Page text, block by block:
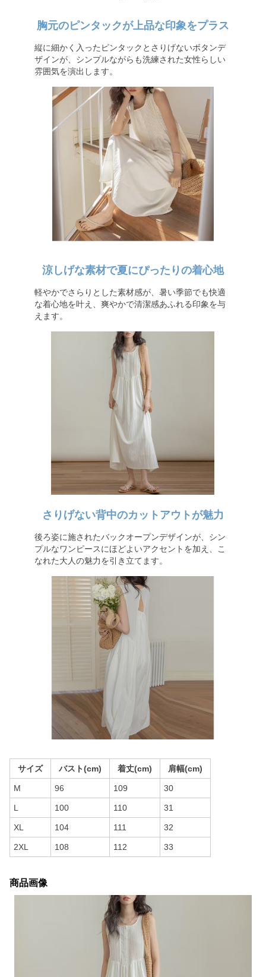
胸元のピンタックが上品な印象をプラス
縦に細かく入ったピンタックとさりげないボタンデ
ザインが、シンプルながらも洗練された女性らしい
雰囲気を演出します。
涼しげな素材で夏にぴったりの着心地
軽やかでさらりとした素材感が、暑い季節でも快適
な着心地を叶え、爽やかで清潔感あふれる印象を与
えます。
さりげない背中のカットアウトが魅力
後ろ姿に施されたバックオープンデザインが、シン
プルなワンピースにほどよいアクセントを加え、こ
なれた大人の魅力を引き立てます。
サイズ バスト(cm) 着丈(cm) 肩幅(cm)
M 96 109 30
L 100 110 31
XL 104 111 32
2XL 108 112 33
商品画像